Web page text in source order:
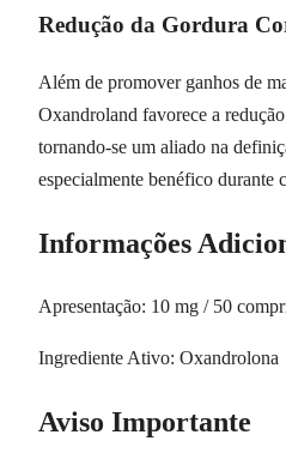
Redução da Gordura
Além de promover ganhos de
Oxandroland favorece a
tornando-se um aliado na
especialmente benéfico durante
Informações
Apresentação: 10 mg / 50
Ingrediente Ativo: Oxandrolona
Aviso Importante